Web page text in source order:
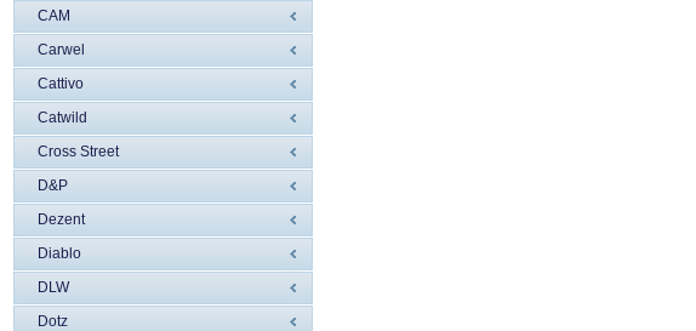
CAM
Carwel
Cattivo
Catwild
Cross Street
D&P
Dezent
Diablo
DLW
Dotz